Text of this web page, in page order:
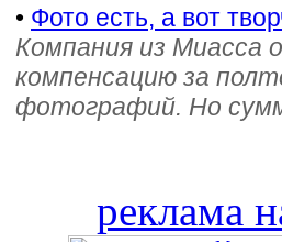
• Фото есть, а вот
Компания из Миасса
компенсацию за
фотографий. Но
реклама